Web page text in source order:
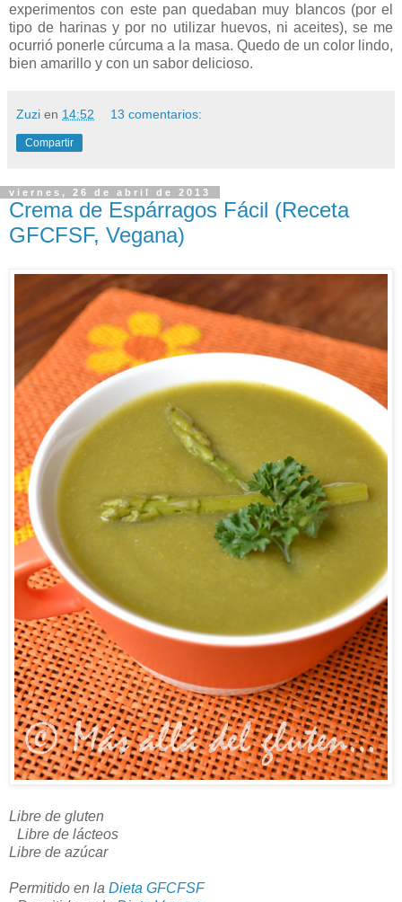
experimentos con este pan quedaban muy blancos (por el
tipo de harinas y por no utilizar huevos, ni aceites), se me
ocurrió ponerle cúrcuma a la masa. Quedo de un color lindo,
bien amarillo y con un sabor delicioso.
Zuzi en 14:52 13 comentarios:
Compartir
viernes, 26 de abril de 2013
Crema de Espárragos Fácil (Receta
GFCFSF, Vegana)
Libre de gluten
Libre de lácteos
Libre de azúcar
Permitido en la Dieta GFCFSF